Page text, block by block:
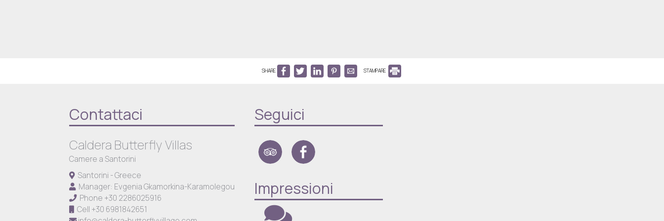
SHARE STAMPARE
Contattaci
Caldera Butterfly Villas
Camere a Santorini
Santorini - Greece
Manager: Evgenia Gkamorkina-Karamolegou
Phone +30 2286025916
Cell +30 6981842651
Seguici
Impressioni